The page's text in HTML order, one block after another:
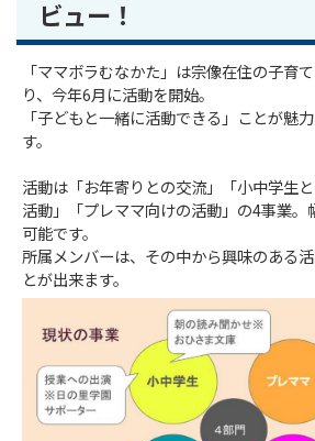
ビュー！
「ママボラむなかた」は宗像在住の子育
り、今年6月に活動を開始。
「子どもと一緒に活動できる」ことが魅
す。
活動は「お年寄りとの交流」「小中学生
活動」「プレママ向けの活動」の4事業。
可能です。
所属メンバーは、その中から興味のある
とが出来ます。